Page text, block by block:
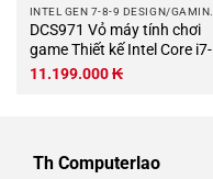
DCS971 Vỏ máy tính chơi
game Thiết kế Intel Core i7-
9700KF 3,6Ghz Turbo
có màn hình).jpg
11.199.000₭
Th Computerlao